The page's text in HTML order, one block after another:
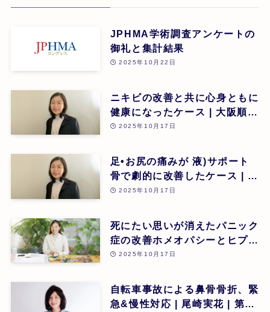
JPHMA学術調査アンケートの
御礼と集計結果
2025年10月22日
ニキビの改善と共に心身ともに
健康になったケース | 大阪順子
| 第26回
2025年10月17日
足•お尻の痛みが 液)サポート
骨で劇的に改善したケース | 大
阪順子 | 第26回
2025年10月17日
死にたい思いが消えたパニック
症の改善ホメオパシーとヒプノ
セラピー(催眠療法)の可能性 |
2025年10月17日
自転車事故による鼻骨骨折、緊
急&慢性対応 | 尾崎実花 | 第26